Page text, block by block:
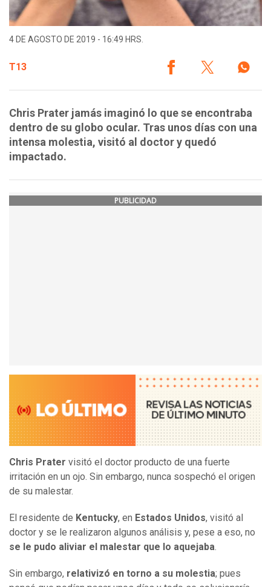
4 DE AGOSTO DE 2019 - 16:49 HRS.
T13
Chris Prater jamás imaginó lo que se encontraba
dentro de su globo ocular. Tras unos días con una
intensa molestia, visitó al doctor y quedó
impactado.
PUBLICIDAD
Chris Prater visitó el doctor producto de una fuerte
irritación en un ojo. Sin embargo, nunca sospechó el origen
de su malestar.
El residente de Kentucky, en Estados Unidos, visitó al
doctor y se le realizaron algunos análisis y, pese a eso, no
se le pudo aliviar el malestar que lo aquejaba.
Sin embargo, relativizó en torno a su molestia; pues